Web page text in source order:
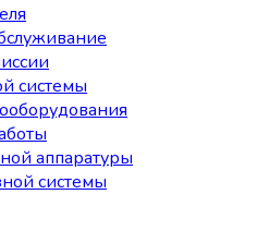
системы
аппаратуры
системы